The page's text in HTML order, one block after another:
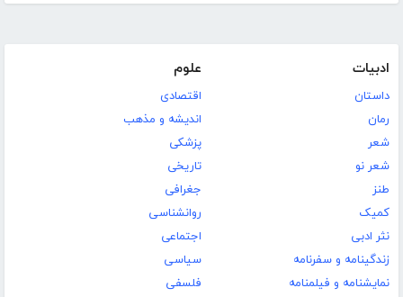
ادبیات
داستان
رمان
شعر
شعر نو
طنز
کمیک
نثر ادبی
زندگینامه و سفرنامه
نمایشنامه و فیلمنامه
علوم
اقتصادی
اندیشه و مذهب
پزشکی
تاریخی
جغرافی
روانشناسی
اجتماعی
سیاسی
فلسفی